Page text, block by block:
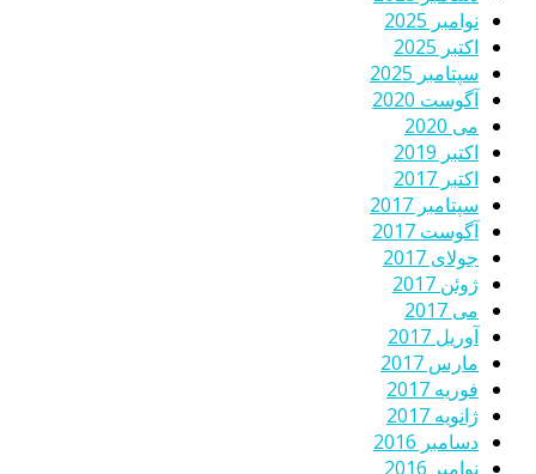
نوامبر 2025
اکتبر 2025
سپتامبر 2025
آگوست 2020
می 2020
اکتبر 2019
اکتبر 2017
سپتامبر 2017
آگوست 2017
جولای 2017
ژوئن 2017
می 2017
آوریل 2017
مارس 2017
فوریه 2017
ژانویه 2017
دسامبر 2016
نوامبر 2016